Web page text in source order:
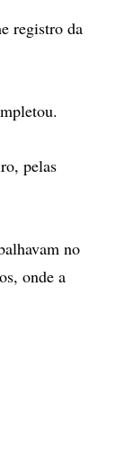
registro da
pelas
no
onde a